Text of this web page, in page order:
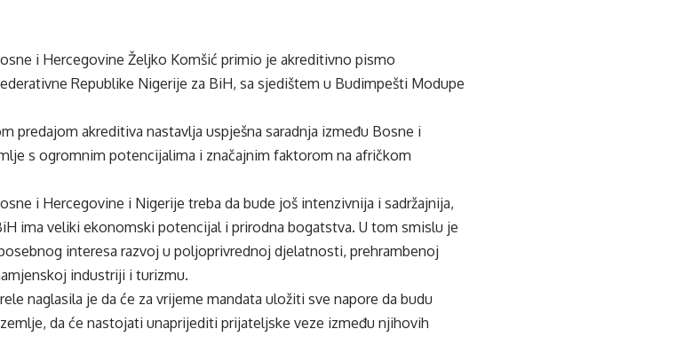
i Hercegovine Željko Komšić primio je akreditivno pismo
Republike Nigerije za BiH, sa sjedištem u Budimpešti Modupe
predajom akreditiva nastavlja uspješna saradnja između Bosne i
s ogromnim potencijalima i značajnim faktorom na afričkom
i Hercegovine i Nigerije treba da bude još intenzivnija i sadržajnija,
ima veliki ekonomski potencijal i prirodna bogatstva. U tom smislu je
interesa razvoj u poljoprivrednoj djelatnosti, prehrambenoj
industriji i turizmu.
naglasila je da će za vrijeme mandata uložiti sve napore da budu
da će nastojati unaprijediti prijateljske veze između njihovih